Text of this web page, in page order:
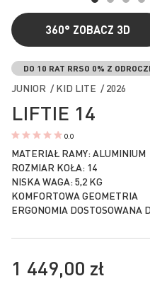
360° ZOBACZ 3D
na
galerii
LIFTIE 14
0.0
DO 10 RAT RRSO 0% Z
JUNIOR / KID LITE / 2026
MATERIAŁ RAMY: ALUMINIUM
ROZMIAR KOŁA: 14
NISKA WAGA: 5,2 KG
KOMFORTOWA GEOMETRIA
ERGONOMIA DOSTOSOWANA
1 449,00 zł